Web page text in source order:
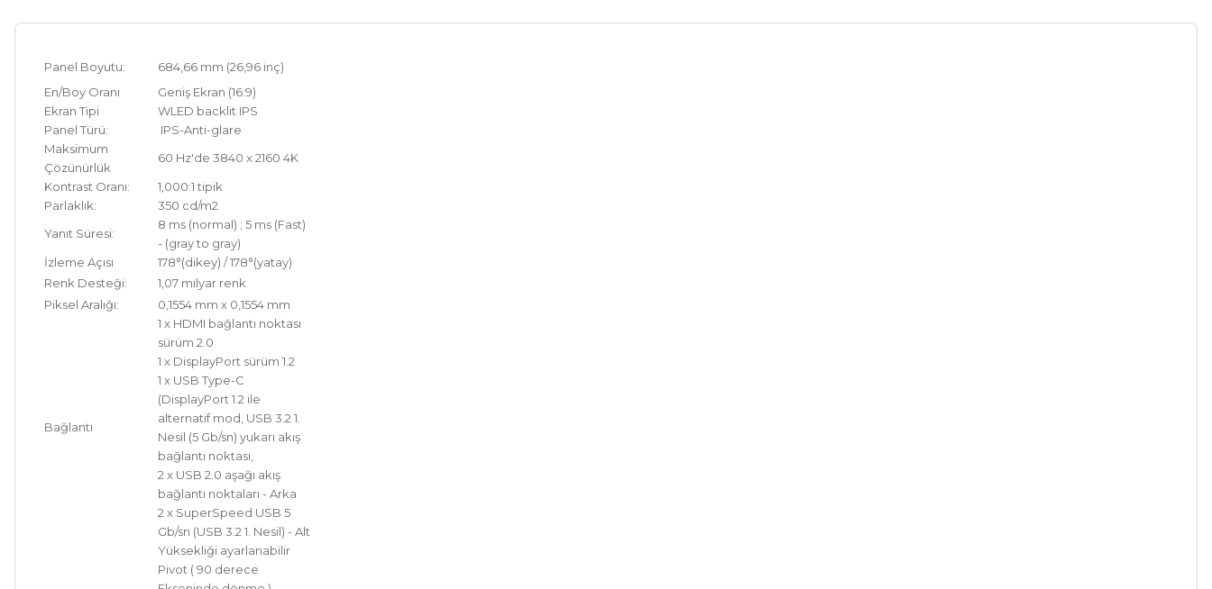
Panel Boyutu:
684,66 mm (26,96 inç)
En/Boy Oranı
Geniş Ekran (16:9)
Ekran Tipi
WLED backlit IPS
Panel Türü:
IPS-Anti-glare
Maksimum
Çözünürlük
60 Hz'de 3840 x 2160 4K
Kontrast Oranı:
1,000:1 tipik
Parlaklık:
350 cd/m2
Yanıt Süresi:
8 ms (normal) ; 5 ms (Fast)
- (gray to gray)
İzleme Açısı
178°(dikey) / 178°(yatay)
Renk Desteği:
1,07 milyar renk
Piksel Aralığı:
0,1554 mm x 0,1554 mm
Bağlantı
1 x HDMI bağlantı noktası
sürüm 2.0
1 x DisplayPort sürüm 1.2
1 x USB Type-C
(DisplayPort 1.2 ile
alternatif mod, USB 3.2 1.
Nesil (5 Gb/sn) yukarı akış
bağlantı noktası,
2 x USB 2.0 aşağı akış
bağlantı noktaları - Arka
2 x SuperSpeed USB 5
Gb/sn (USB 3.2 1. Nesil) - Alt
Yüksekliği ayarlanabilir
Pivot ( 90 derece